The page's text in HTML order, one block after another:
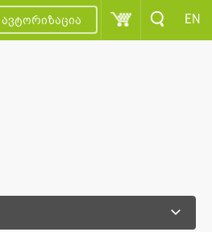
ავტორიზაცია EN